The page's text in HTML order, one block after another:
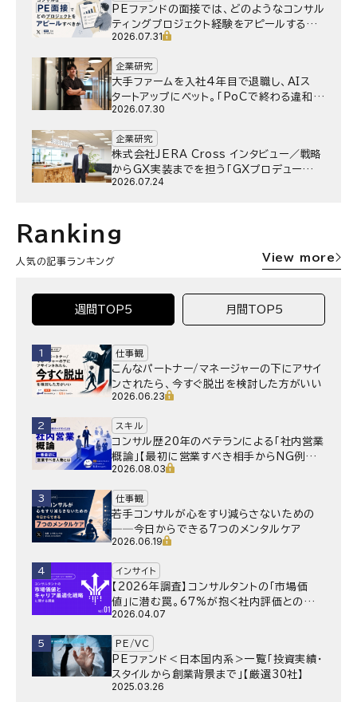
PEファンドの面接では、どのようなコンサル
ティングプロジェクト経験をアピールするべ
きか
2026.07.31
企業研究
大手ファームを入社4年目で退職し、AIス
タートアップにベット。｢PoCで終わる違和
感｣はどうなったのか／Gen-AX株式会社
2026.07.30
企業研究
株式会社JERA Cross インタビュー／戦略
からGX実装までを担う「GXプロデュー
サー」というキャリア
2026.07.24
Ranking
人気の記事ランキング View more
週間TOP5 月間TOP5
1 仕事観
こんなパートナー/マネージャーの下にアサイ
ンされたら、今すぐ脱出を検討した方がいい
2026.06.23
2 スキル
コンサル歴20年のベテランによる「社内営業
概論」【最初に営業すべき相手からNG例ま
で】
2026.08.03
3 仕事観
若手コンサルが心をすり減らさないための
──今日からできる7つのメンタルケア
2026.06.19
4 インサイト
【2026年調査】コンサルタントの「市場価
値」に潜む罠。67%が抱く社内評価との乖
離と、採用側が抱く“本音”の懸念とは
2026.04.07
5 PE/VC
PEファンド＜日本国内系＞一覧「投資実績・
スタイルから創業背景まで」【厳選30社】
2025.03.26